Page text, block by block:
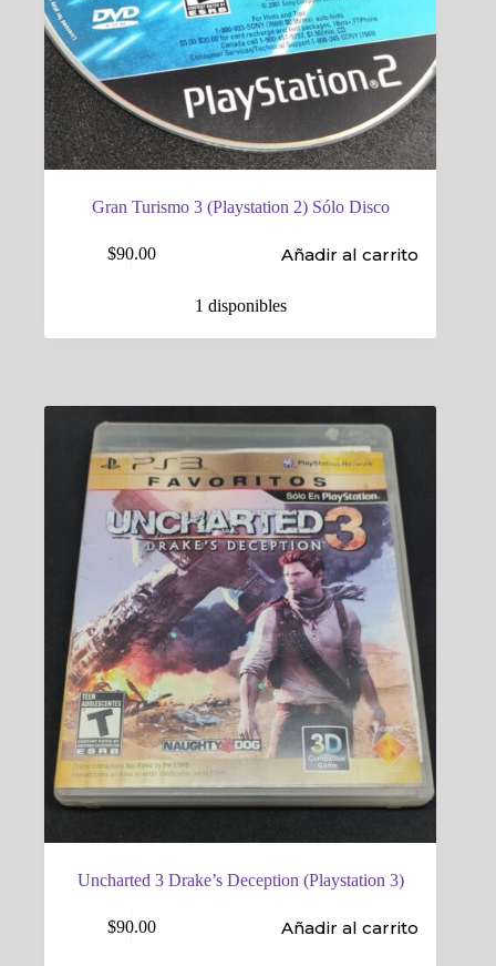
Gran Turismo 3 (Playstation 2) Sólo Disco
$90.00 Añadir al carrito
1 disponibles
Uncharted 3 Drake’s Deception (Playstation 3)
$90.00 Añadir al carrito